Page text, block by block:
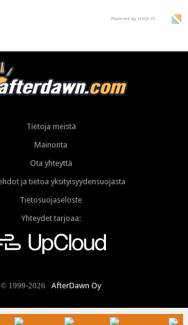
Powered by HIGH.FI
Tietoja meistä
Mainonta
Ota yhteyttä
ja tietoa yksityisyydensuojasta
Tietosuojaseloste
Yhteydet tarjoaa:
© 1999-2026 AfterDawn Oy